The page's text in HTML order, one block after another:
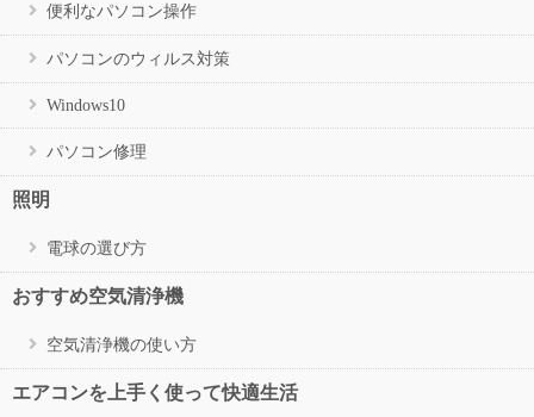
便利なパソコン操作
パソコンのウィルス対策
Windows10
パソコン修理
照明
電球の選び方
おすすめ空気清浄機
空気清浄機の使い方
エアコンを上手く使って快適生活